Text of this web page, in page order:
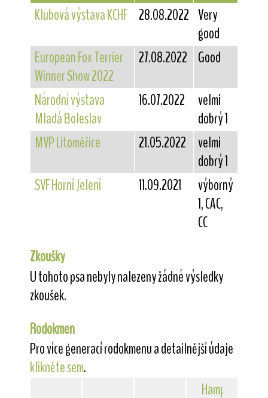
Klubová výstava KCHF 28.08.2022 Very
good
European Fox Terrier
Winner Show 2022
27.08.2022 Good
Národní výstava
Mladá Boleslav
16.07.2022
velmi
dobrý 1
MVP Litoměřice
21.05.2022
velmi
dobrý 1
SVF Horní Jelení
11.09.2021
výborný
1, CAC,
CC
Zkoušky
U tohoto psa nebyly nalezeny žádné výsledky
zkoušek.
Rodokmen
Pro více generací rodokmenu a detailnější údaje
klikněte sem.
Hampton